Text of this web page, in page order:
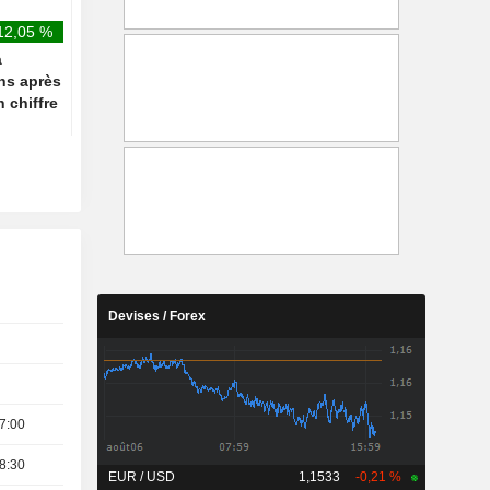
%
après
chiffre
Devises / Forex
EUR / USD 1,1533 -0,21 %